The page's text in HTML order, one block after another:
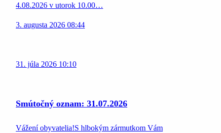
4.08.2026 v utorok 10.00…
3. augusta 2026 08:44
31. júla 2026 10:10
Smútočný oznam: 31.07.2026
Vážení obyvatelia!S hlbokým zármutkom Vám